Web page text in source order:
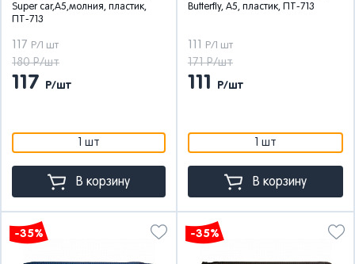
Super car,А5,молния, пластик,
ПТ-713
117 Р/1 шт
180 Р/шт
117 Р/шт
1 шт
В корзину
Butterfly, А5, пластик, ПТ-713
Р/1 шт
171 Р/шт
111 Р/шт
1 шт
В корзину
-35% -35%